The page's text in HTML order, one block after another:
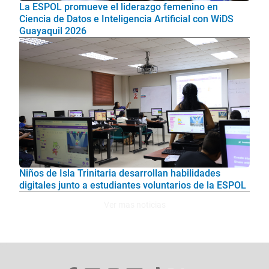
La ESPOL promueve el liderazgo femenino en
Ciencia de Datos e Inteligencia Artificial con WiDS
Guayaquil 2026
Niños de Isla Trinitaria desarrollan habilidades
digitales junto a estudiantes voluntarios de la ESPOL